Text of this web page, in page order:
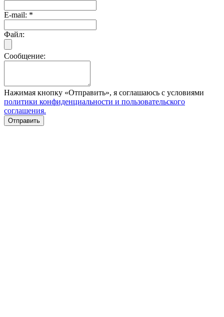
E-mail: *
Файл:
Сообщение:
Нажимая кнопку «Отправить», я соглашаюсь с условиями
политики конфиденциальности и пользовательского
соглашения.
Отправить